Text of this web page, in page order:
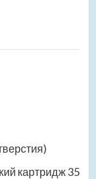
картридж 35